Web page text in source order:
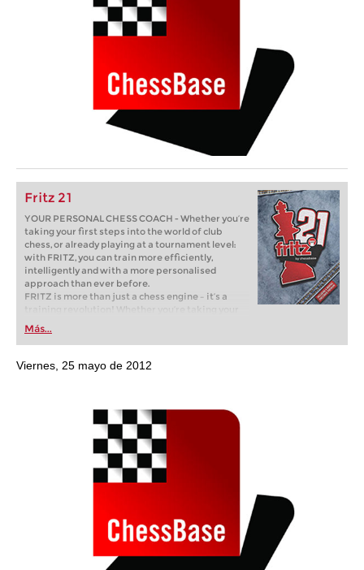
Fritz 21
YOUR PERSONAL CHESS COACH - Whether you’re
taking your first steps into the world of club
chess, or already playing at a tournament level:
with FRITZ, you can train more efficiently,
intelligently and with a more personalised
approach than ever before.
FRITZ is more than just a chess engine – it’s a
training revolution! Whether you’re taking your
first steps into the world of club chess, or already
playing at a tournament level: with FRITZ, you can
train more efficiently, intelligently and with a
more personalised approach than ever before.
Más...
Viernes, 25 mayo de 2012